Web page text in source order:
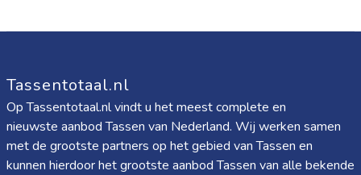
Tassentotaal.nl
Op Tassentotaal.nl vindt u het meest complete en
nieuwste aanbod Tassen van Nederland. Wij werken samen
met de grootste partners op het gebied van Tassen en
kunnen hierdoor het grootste aanbod Tassen van alle bekende